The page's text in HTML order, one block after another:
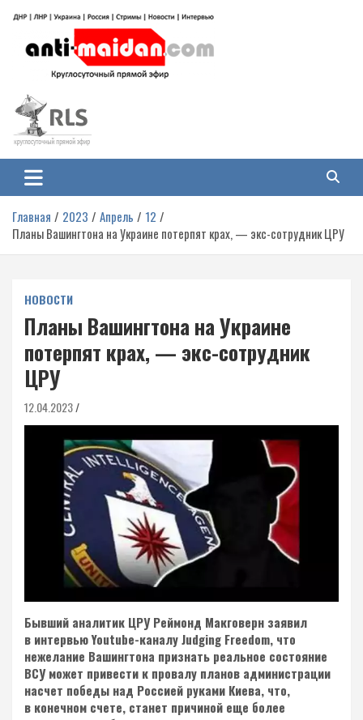
содержимому
Антимайдан: Гражданская война
на Украине
гражданской войне на Украине, включая события в Новороссии, ДНР,
ЛНР и других регионах.
Главная 2023 Апрель
12
Планы Вашингтона на Украине потерпят крах, — экс-сотрудник ЦРУ
НОВОСТИ
Планы Вашингтона на Украине
потерпят крах, — экс-сотрудник
ЦРУ
12.04.2023
Бывший аналитик ЦРУ Реймонд Макговерн заявил
в интервью Youtube-каналу Judging Freedom, что
нежелание Вашингтона признать реальное состояние
ВСУ может привести к провалу планов администрации
насчет победы над Россией руками Киева, что,
в конечном счете, станет причиной еще более